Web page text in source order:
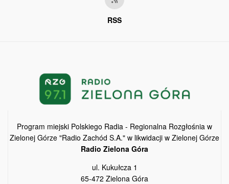
RSS
Program miejski Polskiego Radia - Regionalna Rozgłośnia w
Zielonej Górze "Radio Zachód S.A." w likwidacji w Zielonej Górze
Radio Zielona Góra
ul. Kukułcza 1
65-472 Zielona Góra